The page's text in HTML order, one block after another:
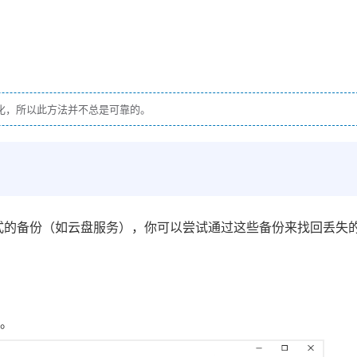
所以此方法并不总是可靠的。
备份（如云盘服务），你可以尝试通过这些备份来找回丢失